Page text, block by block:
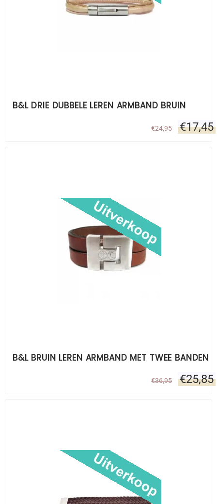
B&L DRIE DUBBELE LEREN ARMBAND BRUIN
€24,95 €17,45
B&L BRUIN LEREN ARMBAND MET TWEE BANDEN
€36,95 €25,85